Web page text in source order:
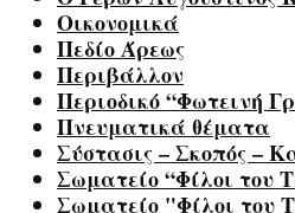
Οικονομικά
Πεδίο Άρεως
Περιβάλλον
Περιοδικό “Φωτεινή
Πνευματικά θέματα
Σύστασις – Σκοπός –
Σωματείο “Φίλοι του
Σωματείο "Φίλοι του